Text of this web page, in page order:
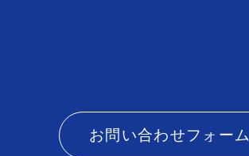
お問い合わせフォーム